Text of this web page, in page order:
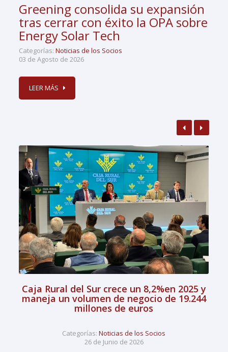
Greening consolida su expansión
tras cerrar con éxito la OPA sobre
Energy Solar Tech
Categorías:Noticias de los Socios
03 de Agosto de 2026
LEER MÁS
Caja Rural del Sur crece un 8,2%en 2025 y
maneja un volumen de negocio de 19.244
millones de euros
Categorías:Noticias de los Socios
26 de Junio de 2026